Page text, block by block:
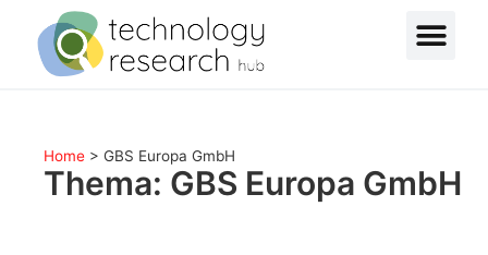
Home > GBS Europa GmbH
Thema: GBS Europa GmbH